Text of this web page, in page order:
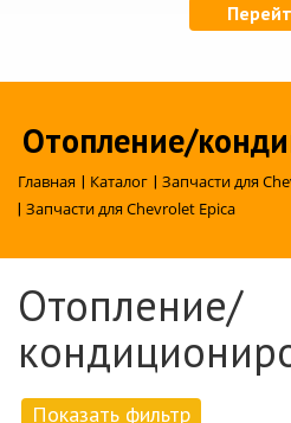
Отопление/
Главная | Каталог | Запчасти для
| Запчасти для Chevrolet Epica
Отопление/
Показать фильтр